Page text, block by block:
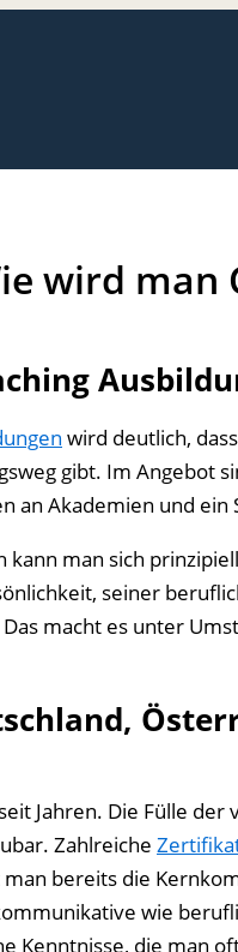
wird man
wird deutlich,
gibt. Im Angebot
an Akademien und
kann man sich
seiner
macht es unter
Jahren. Die Fülle der
Zahlreiche
bereits die
wie
Kenntnisse, die man